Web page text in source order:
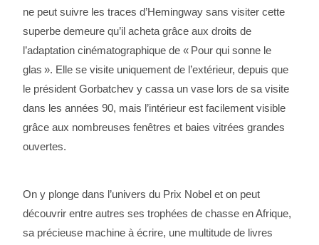
ne peut suivre les traces d’Hemingway sans visiter cette
superbe demeure qu’il acheta grâce aux droits de
l’adaptation cinématographique de « Pour qui sonne le
glas ». Elle se visite uniquement de l’extérieur, depuis que
le président Gorbatchev y cassa un vase lors de sa visite
dans les années 90, mais l’intérieur est facilement visible
grâce aux nombreuses fenêtres et baies vitrées grandes
ouvertes.
On y plonge dans l’univers du Prix Nobel et on peut
découvrir entre autres ses trophées de chasse en Afrique,
sa précieuse machine à écrire, une multitude de livres